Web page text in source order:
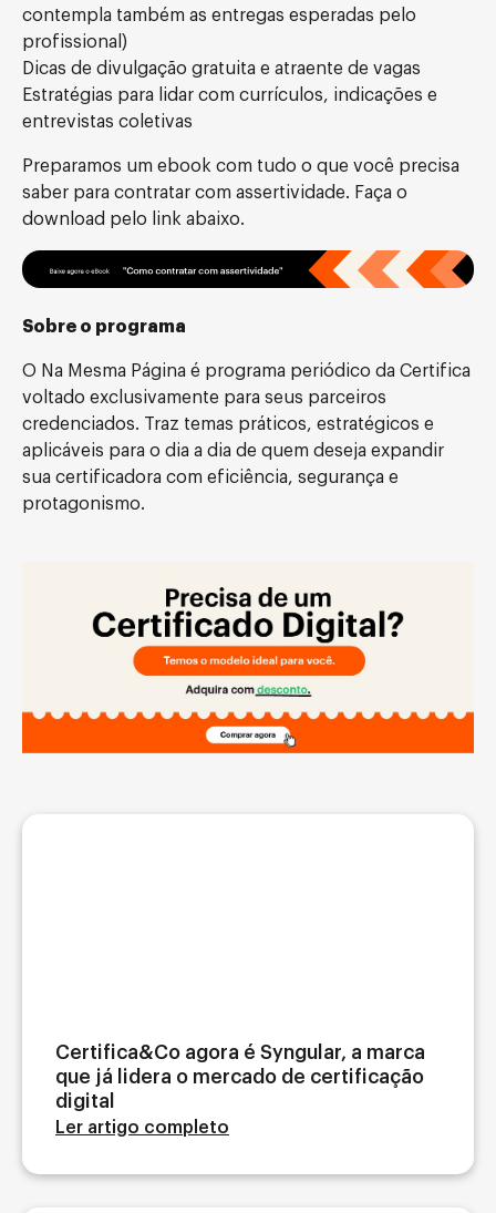
contempla também as entregas esperadas pelo
profissional)
Dicas de divulgação gratuita e atraente de vagas
Estratégias para lidar com currículos, indicações e
entrevistas coletivas
Preparamos um ebook com tudo o que você precisa
saber para contratar com assertividade. Faça o
download pelo link abaixo.
Sobre o programa
O Na Mesma Página é programa periódico da Certifica
voltado exclusivamente para seus parceiros
credenciados. Traz temas práticos, estratégicos e
aplicáveis para o dia a dia de quem deseja expandir
sua certificadora com eficiência, segurança e
protagonismo.
Certifica&Co agora é Syngular, a marca
que já lidera o mercado de certificação
digital
Ler artigo completo